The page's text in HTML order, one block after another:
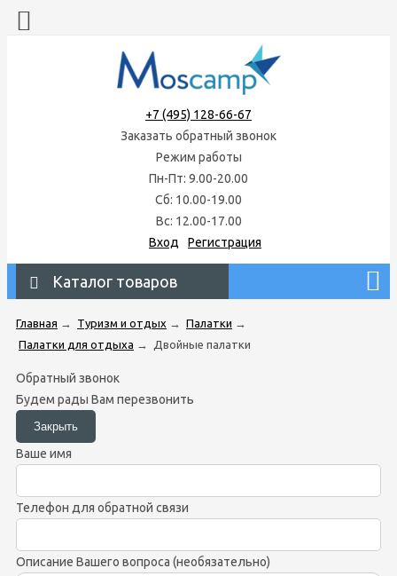
+7 (495) 128-66-67
Заказать обратный звонок
Режим работы
Пн-Пт: 9.00-20.00
Сб: 10.00-19.00
Вс: 12.00-17.00
Вход
Регистрация
Каталог товаров
Главная → Туризм и отдых → Палатки →
Палатки для отдыха → Двойные палатки
Обратный звонок
Будем рады Вам перезвонить
Ваше имя
Телефон для обратной связи
Описание Вашего вопроса (необязательно)